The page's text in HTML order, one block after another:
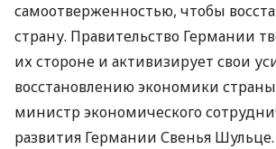
самоотверженностью, чтобы
страну. Правительство Германии
их стороне и активизирует свои
восстановлению экономики
министр экономического
развития Германии Свенья Шульце.